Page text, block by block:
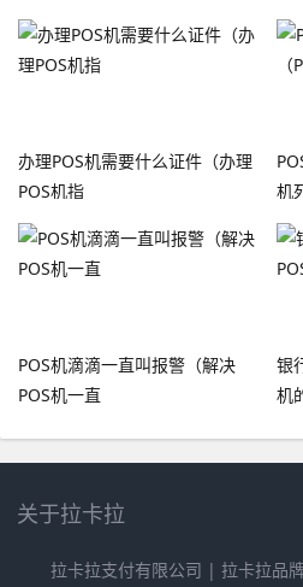
办理POS机需要什么证件（办理
POS机指
机
POS机滴滴一直叫报警（解决
POS机一直
银
机
关于拉卡拉
拉卡拉支付有限公司 | 拉卡拉